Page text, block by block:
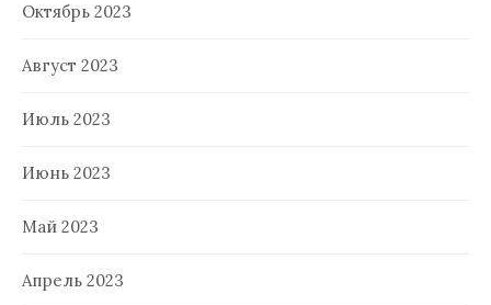
Октябрь 2023
Август 2023
Июль 2023
Июнь 2023
Май 2023
Апрель 2023